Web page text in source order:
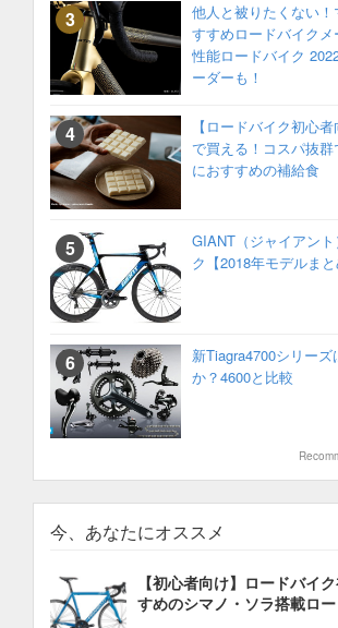
他人と被りたくない
すすめロードバイク
性能ロードバイク
ーダーも！
【ロードバイク初心
で買える！コスパ抜
におすすめの補給食
GIANT（ジャイアン
ク【2018年モデルまと
新Tiagra4700シリー
か？4600と比較
今、あなたにオススメ
【初心者向け】ロードバイ
すめのシマノ・ソラ搭載ロ